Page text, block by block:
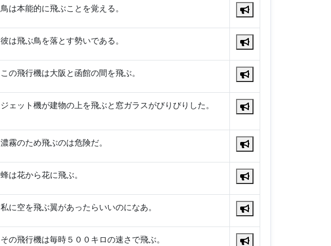
鳥は本能的に飛ぶことを覚える。
彼は飛ぶ鳥を落とす勢いである。
この飛行機は大阪と函館の間を飛ぶ。
ジェット機が建物の上を飛ぶと窓ガラスがびりびりした。
濃霧のため飛ぶのは危険だ。
蜂は花から花に飛ぶ。
私に空を飛ぶ翼があったらいいのになあ。
その飛行機は毎時５００キロの速さで飛ぶ。